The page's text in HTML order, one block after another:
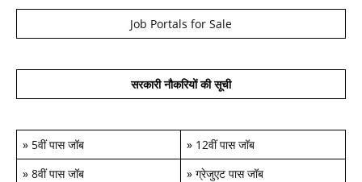
Job Portals for Sale
सरकारी नौकरियों की सूची
» 5वीं पास जॉब » 12वीं पास जॉब
» 8वीं पास जॉब » ग्रेजुएट पास जॉब